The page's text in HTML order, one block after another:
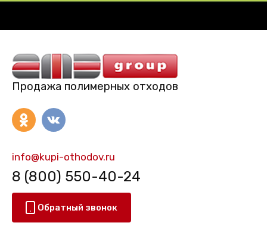
Продажа полимерных отходов
info@kupi-othodov.ru
8 (800) 550-40-24
Обратный звонок